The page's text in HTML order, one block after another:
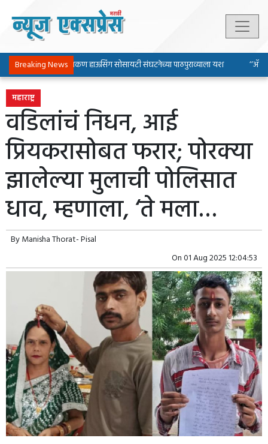
Breaking News
पिंपरी-चिंचवड चाकण हाऊसिंग सोसायटी संघटनेच्या पाठपुराव्याला यश
महाराष्ट्र
वडिलांचं निधन, आई
प्रियकरासोबत फरार; पोरक्या
झालेल्या मुलाची पोलिसात
धाव, म्हणाला, ‘ते मला…
ByManisha Thorat- Pisal
On01 Aug 2025 12:04:53